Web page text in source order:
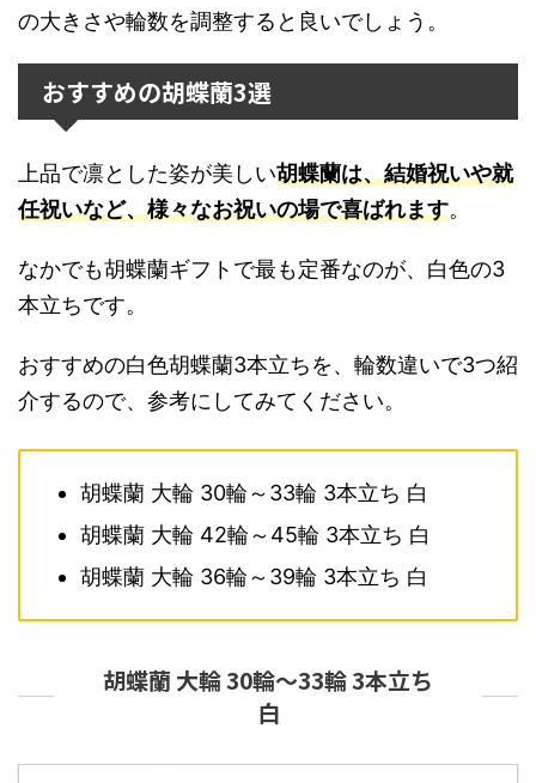
の大きさや輪数を調整すると良いでしょう。
おすすめの胡蝶蘭3選
上品で凛とした姿が美しい胡蝶蘭は、結婚祝いや就
任祝いなど、様々なお祝いの場で喜ばれます。
なかでも胡蝶蘭ギフトで最も定番なのが、白色の3
本立ちです。
おすすめの白色胡蝶蘭3本立ちを、輪数違いで3つ紹
介するので、参考にしてみてください。
胡蝶蘭 大輪 30輪～33輪 3本立ち 白
胡蝶蘭 大輪 42輪～45輪 3本立ち 白
胡蝶蘭 大輪 36輪～39輪 3本立ち 白
胡蝶蘭 大輪 30輪～33輪 3本立ち
白